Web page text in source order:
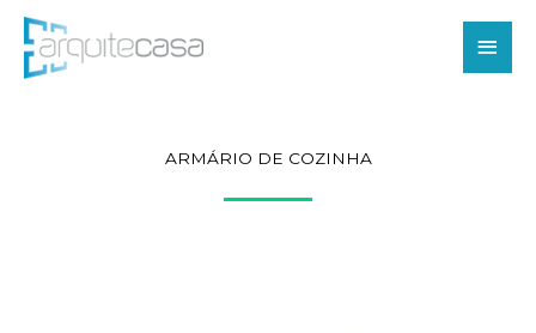
para
ARMÁRIO DE COZINHA